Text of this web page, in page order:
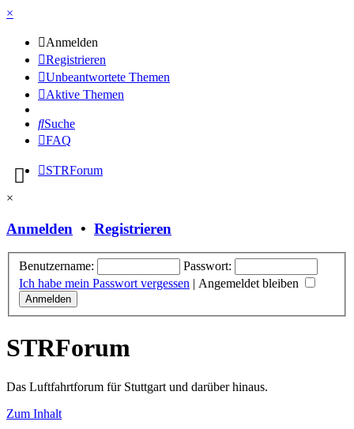
×
Anmelden
Registrieren
Unbeantwortete Themen
Aktive Themen
Suche
FAQ
STRForum
×
Anmelden • Registrieren
Benutzername:
Passwort:
Ich habe mein Passwort vergessen | Angemeldet bleiben
STRForum
Das Luftfahrtforum für Stuttgart und darüber hinaus.
Zum Inhalt